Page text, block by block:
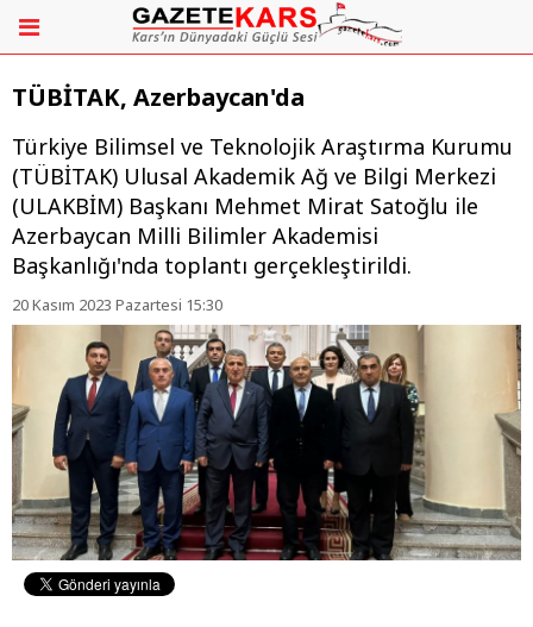
TÜBİTAK, Azerbaycan'da
​​​​​​​Türkiye Bilimsel ve Teknolojik Araştırma Kurumu
(TÜBİTAK) Ulusal Akademik Ağ ve Bilgi Merkezi
(ULAKBİM) Başkanı Mehmet Mirat Satoğlu ile
Azerbaycan Milli Bilimler Akademisi
Başkanlığı'nda toplantı gerçekleştirildi.
20 Kasım 2023 Pazartesi 15:30